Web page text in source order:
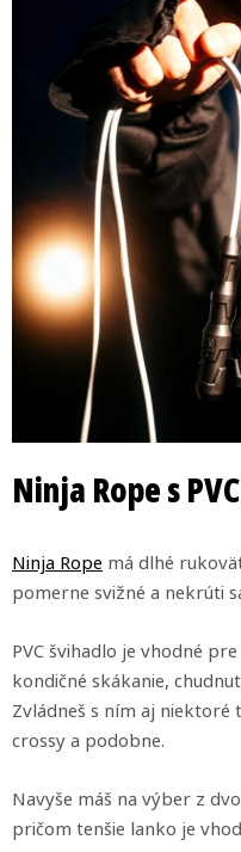
Ninja Rope s
Ninja Rope má dlhé
pomerne svižné a nekrúti
PVC švihadlo je vhodné
kondičné skákanie,
Zvládneš s ním aj
crossy a podobne.
Navyše máš na výber z
pričom tenšie lanko je